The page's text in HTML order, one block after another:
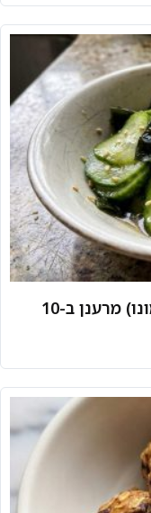
מתכון: סלט מלפפונים יפני (סונומונו) מרענן ב-10